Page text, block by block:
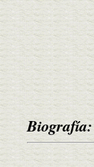
Biografía: